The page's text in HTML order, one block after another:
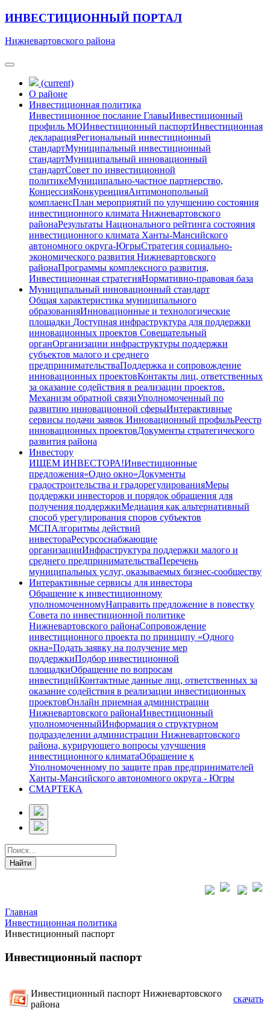
ИНВЕСТИЦИОННЫЙ ПОРТАЛ
Нижневартовского района
(current)
О районе
Инвестиционная политика
Инвестиционное послание ГлавыИнвестиционный
профиль МОИнвестиционный паспортИнвестиционная
декларацияРегиональный инвестиционный
стандартМуниципальный инвестиционный
стандартМуниципальный инновационный
стандартСовет по инвестиционной
политикеМуниципально-частное партнерство,
КонцессияКонкуренцияАнтимонопольный
комплаенсПлан мероприятий по улучшению состояния
инвестиционного климата Нижневартовского
районаРезультаты Национального рейтинга состояния
инвестиционного климата Ханты-Мансийского
автономного округа-ЮгрыСтратегия социально-
экономического развития Нижневартовского
районаПрограммы комплексного развития,
Инвестиционная стратегияНормативно-правовая база
Муниципальный инновационный стандарт
Общая характеристика муниципального
образованияИнновационные и технологические
площадки Доступная инфраструктура для поддержки
инновационных проектов Совещательный
органОрганизации инфраструктуры поддержки
субъектов малого и среднего
предпринимательстваПоддержка и сопровождение
инновационных проектовКонтакты лиц, ответственных
за оказание содействия в реализации проектов.
Механизм обратной связиУполномоченный по
развитию инновационной сферыИнтерактивные
сервисы подачи заявок Инновационный профильРеестр
инновационных проектовДокументы стратегического
развития района
Инвестору
ИЩЕМ ИНВЕСТОРА!Инвестиционные
предложения«Одно окно»Документы
градостроительства и градорегулированияМеры
поддержки инвесторов и порядок обращения для
получения поддержкиМедиация как альтернативный
способ урегулирования споров субъектов
МСПАлгоритмы действий
инвестораРесурсоснабжающие
организацииИнфраструктура поддержки малого и
среднего предпринимательстваПеречень
муниципальных услуг, оказываемых бизнес-сообществу
Интерактивные сервисы для инвестора
Обращение к инвестиционному
уполномоченномуНаправить предложение в повестку
Совета по инвестиционной политике
Нижневартовского районаСопровождение
инвестиционного проекта по принципу «Одного
окна»Подать заявку на получение мер
поддержкиПодбор инвестиционной
площадкиОбращение по вопросам
инвестицийКонтактные данные лиц, ответственных за
оказание содействия в реализации инвестиционных
проектовОнлайн приемная администрации
Нижневартовского районаИнвестиционный
уполномоченныйИнформация о структурном
подразделении администрации Нижневартовского
района, курирующего вопросы улучшения
инвестиционного климатаОбращение к
Уполномоченному по защите прав предпринимателей
Ханты-Мансийского автономного округа - Югры
СМАРТЕКА
Главная
Инвестиционная политика
Инвестиционный паспорт
Инвестиционный паспорт
Инвестиционный паспорт Нижневартовского
района
скачать